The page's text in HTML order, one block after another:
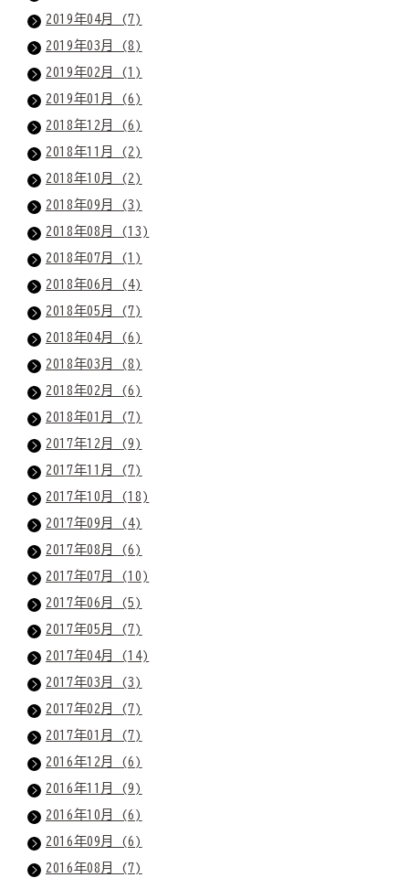
2019年04月 (7)
2019年03月 (8)
2019年02月 (1)
2019年01月 (6)
2018年12月 (6)
2018年11月 (2)
2018年10月 (2)
2018年09月 (3)
2018年08月 (13)
2018年07月 (1)
2018年06月 (4)
2018年05月 (7)
2018年04月 (6)
2018年03月 (8)
2018年02月 (6)
2018年01月 (7)
2017年12月 (9)
2017年11月 (7)
2017年10月 (18)
2017年09月 (4)
2017年08月 (6)
2017年07月 (10)
2017年06月 (5)
2017年05月 (7)
2017年04月 (14)
2017年03月 (3)
2017年02月 (7)
2017年01月 (7)
2016年12月 (6)
2016年11月 (9)
2016年10月 (6)
2016年09月 (6)
2016年08月 (7)